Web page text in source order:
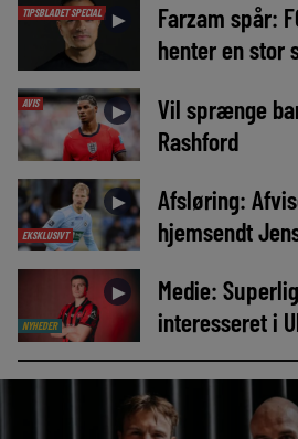
TIPSBLADET SPECIAL ►
Farzam spår:
henter en stor
AVIS ►
Vil sprænge
Rashford
EKSKLUSIVT
►
Afsløring:
hjemsendt
NYHEDER
►
Medie:
interesseret i